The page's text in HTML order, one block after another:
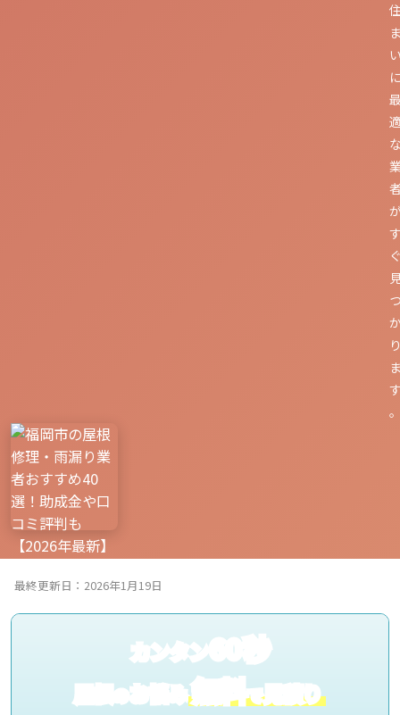
最終更新日：2026年1月19日
カンタン60秒
屋根のお悩み無料で見積り